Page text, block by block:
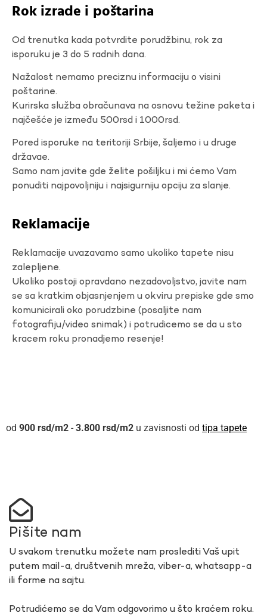
Rok izrade i poštarina
Od trenutka kada potvrdite porudžbinu, rok za
isporuku je 3 do 5 radnih dana.
Nažalost nemamo preciznu informaciju o visini
poštarine.
Kurirska služba obračunava na osnovu težine paketa i
najčešće je između 500rsd i 1000rsd.
Pored isporuke na teritoriji Srbije, šaljemo i u druge
državae.
Samo nam javite gde želite pošiljku i mi ćemo Vam
ponuditi najpovoljniju i najsigurniju opciju za slanje.
Reklamacije
Reklamacije uvazavamo samo ukoliko tapete nisu
zalepljene.
Ukoliko postoji opravdano nezadovoljstvo, javite nam
se sa kratkim objasnjenjem u okviru prepiske gde smo
komunicirali oko porudzbine (posaljite nam
fotografiju/video snimak) i potrudicemo se da u sto
kracem roku pronadjemo resenje!
900 rsd - 3.800 rsd u zavisnosti od tipa tapete
Pišite nam
U svakom trenutku možete nam proslediti Vaš upit
putem mail-a, društvenih mreža, viber-a, whatsapp-a
ili forme na sajtu.
Potrudićemo se da Vam odgovorimo u što kraćem roku.